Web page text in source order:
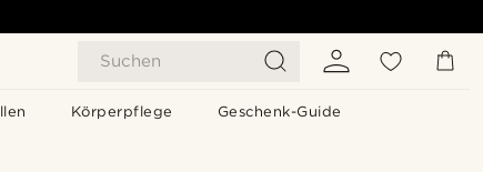
Suchen
Körperpflege Geschenk-Guide